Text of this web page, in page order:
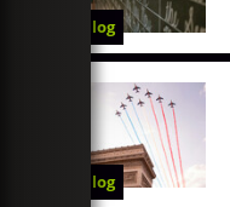
Blog
Blog